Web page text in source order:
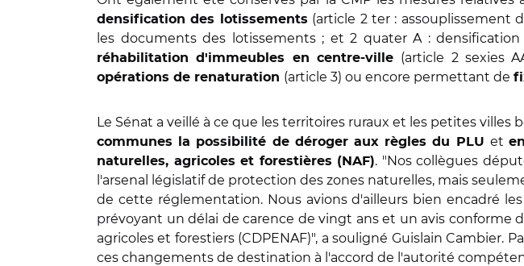
densification des lotissements (article 2 ter : assouplissement
les documents des lotissements ; et 2 quater A : densification
réhabilitation d'immeubles en centre-ville (article 2 sexies
opérations de renaturation (article 3) ou encore permettant de
Le Sénat a veillé à ce que les territoires ruraux et les petites
communes la possibilité de déroger aux règles du PLU et
naturelles, agricoles et forestières (NAF). "Nos collègues
l'arsenal législatif de protection des zones naturelles, mais
de cette réglementation. Nous avions d'ailleurs bien encadré
prévoyant un délai de carence de vingt ans et un avis conforme
agricoles et forestiers (CDPENAF)", a souligné Guislain
ces changements de destination à l'accord de l'autorité